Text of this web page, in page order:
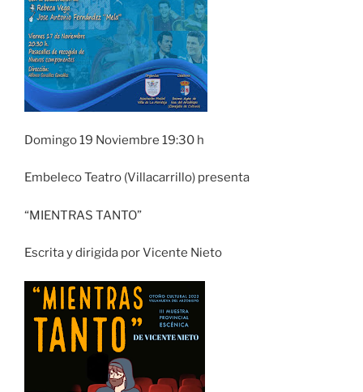
Domingo 19 Noviembre 19:30 h
Embeleco Teatro (Villacarrillo) presenta
“MIENTRAS TANTO”
Escrita y dirigida por Vicente Nieto